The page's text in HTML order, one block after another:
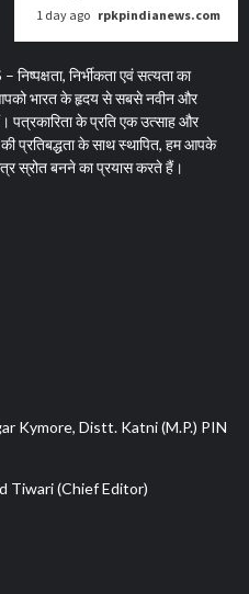
1 day ago rpkpindianews.com
निर्भीकता एवं सत्यता का
भारत के हृदय से सबसे नवीन और
पत्रकारिता के प्रति एक उत्साह और
प्रतिबद्धता के साथ स्थापित, हम आपके
स्रोत बनने का प्रयास करते हैं।
Kymore, Distt. Katni (M.P.) PIN
Tiwari (Chief Editor)